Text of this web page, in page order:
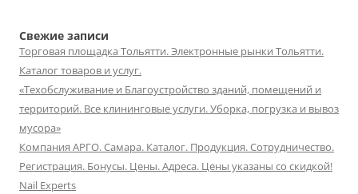
Свежие записи
Торговая площадка Тольятти. Электронные рынки Тольятти.
Каталог товаров и услуг.
«Техобслуживание и Благоустройство зданий, помещений и
территорий. Все клининговые услуги. Уборка, погрузка и вывоз
мусора»
Компания АРГО. Самара. Каталог. Продукция. Сотрудничество.
Регистрация. Бонусы. Цены. Адреса. Цены указаны со скидкой!
Nail Experts